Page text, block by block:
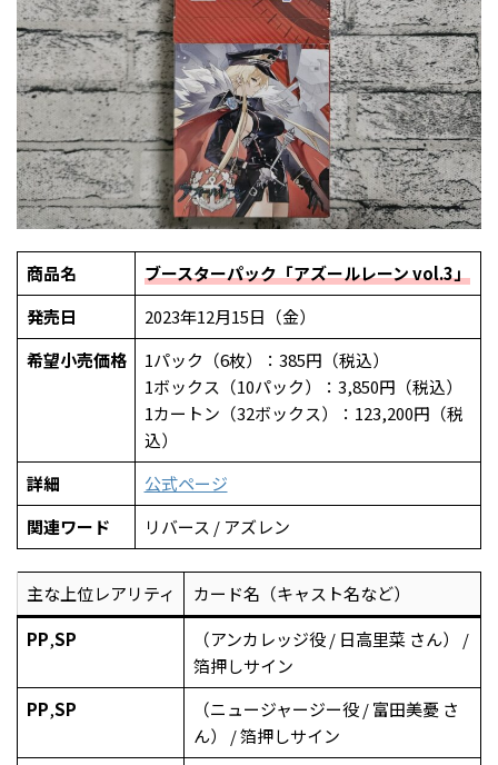
商品名
ブースターパック「アズールレーン vol.3」
発売日
2023年12月15日（金）
希望小売価格
1パック（6枚）：385円（税込）
1ボックス（10パック）：3,850円（税込）
1カートン（32ボックス）：123,200円（税
込）
詳細
公式ページ
関連ワード
リバース / アズレン
主な上位レアリティ
カード名（キャスト名など）
PP,SP
（アンカレッジ役 / 日高里菜 さん） /
箔押しサイン
PP,SP
（ニュージャージー役 / 富田美憂 さ
ん） / 箔押しサイン